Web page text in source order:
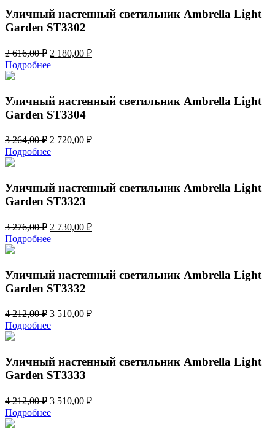
616,00 ₽.
Уличный настенный светильник Ambrella Light
Garden ST3302
2 616,00₽ Первоначальная
цена
составляла
616,00 ₽.
2 180,00 ₽Текущая
Подробнее
Уличный настенный светильник Ambrella Light
Garden ST3304
3 264,00₽ Первоначальная
цена
составляла
264,00 ₽.
2 720,00 ₽Текущая
Подробнее
Уличный настенный светильник Ambrella Light
Garden ST3323
3 276,00₽ Первоначальная
цена
составляла
276,00 ₽.
2 730,00 ₽Текущая
Подробнее
Уличный настенный светильник Ambrella Light
Garden ST3332
4 212,00₽ Первоначальная
цена
составляла
212,00 ₽.
3 510,00 ₽Текущая
Подробнее
Уличный настенный светильник Ambrella Light
Garden ST3333
4 212,00₽ Первоначальная
цена
составляла
3 510,00 ₽Текущая
Подробнее